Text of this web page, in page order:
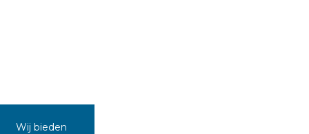
Wij bieden